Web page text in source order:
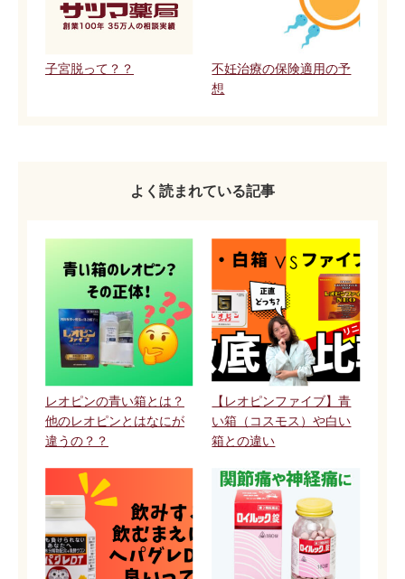
子宮脱って？？
不妊治療の保険適用の予
想
よく読まれている記事
レオピンの青い箱とは？
他のレオピンとはなにが
違うの？？
【レオピンファイブ】青
い箱（コスモス）や白い
箱との違い